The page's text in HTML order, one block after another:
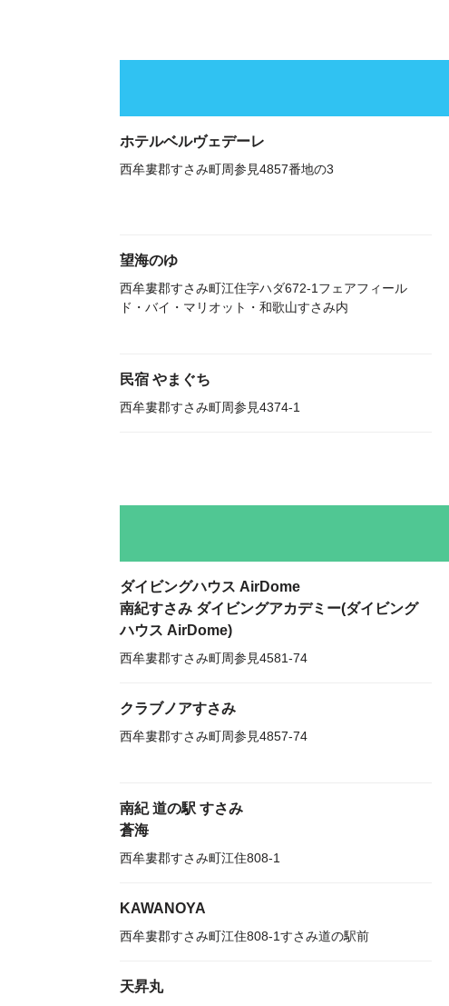
ホテルベルヴェデーレ
西牟婁郡すさみ町周参見4857番地の3
望海のゆ
西牟婁郡すさみ町江住字ハダ672-1フェアフィール
ド・バイ・マリオット・和歌山すさみ内
民宿 やまぐち
西牟婁郡すさみ町周参見4374-1
ダイビングハウス AirDome
南紀すさみ ダイビングアカデミー(ダイビング
ハウス AirDome)
西牟婁郡すさみ町周参見4581-74
クラブノアすさみ
西牟婁郡すさみ町周参見4857-74
南紀 道の駅 すさみ
蒼海
西牟婁郡すさみ町江住808-1
KAWANOYA
西牟婁郡すさみ町江住808-1すさみ道の駅前
天昇丸